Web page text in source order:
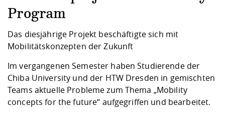
und Physik
Lebenslagen
Studentenwerk
Career Service
Lehren,
Formulare und
Kooperationen
Klimaschutz &
Förderverein
Maschinenbau
Angebote für
Kontakt und Anfahrt
Qualitätssicherung
Program
Das diesjährige Projekt beschäftigte sich mit
Mobilitätskonzepten der Zukunft
Im vergangenen Semester haben Studierende der
Chiba University und der HTW Dresden in gemischten
Teams aktuelle Probleme zum Thema „Mobility
concepts for the future“ aufgegriffen und bearbeitet.